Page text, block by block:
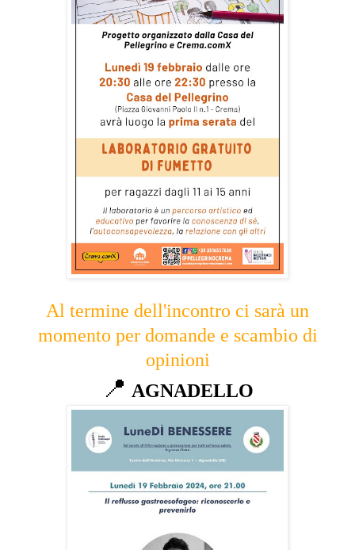
Al termine dell'incontro ci sarà un
momento per domande e scambio di
opinioni
📍 AGNADELLO